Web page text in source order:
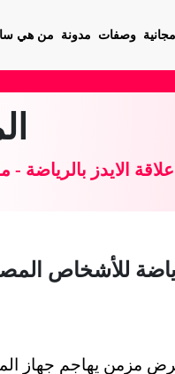
وصفات مدونة من هي
علاقة الايدز
للأشخاص